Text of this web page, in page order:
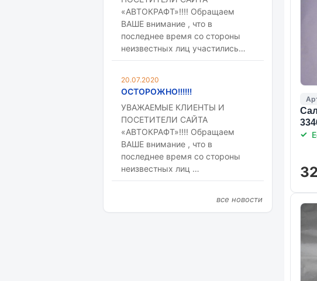
«АВТОКРАФТ»!!!! Обращаем
ВАШЕ внимание , что в
последнее время со стороны
неизвестных лиц участились…
20.07.2020
ОСТОРОЖНО!!!!!!
УВАЖАЕМЫЕ КЛИЕНТЫ И
ПОСЕТИТЕЛИ САЙТА
«АВТОКРАФТ»!!!! Обращаем
ВАШЕ внимание , что в
последнее время со стороны
неизвестных лиц …
все новости